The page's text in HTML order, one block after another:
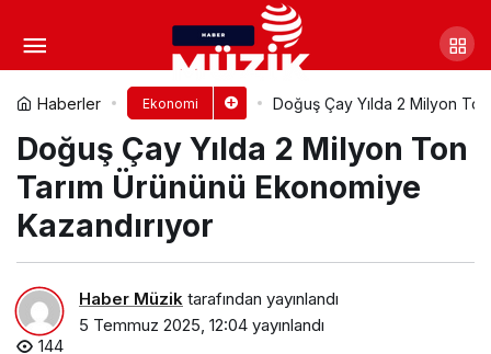
Haberler Ekonomi Doğuş Çay Yılda 2 Milyon
Doğuş Çay Yılda 2 Milyon Ton
Tarım Ürününü Ekonomiye
Kazandırıyor
Haber Müzik tarafından yayınlandı
5 Temmuz 2025, 12:04 yayınlandı
144
Tarımda verimlilik
Büyükşehir’le artıyor
Yorum Yap